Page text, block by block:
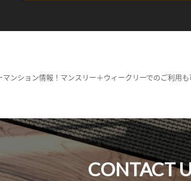
ンション情報！マンスリー＋ウィークリーでのご利用
CONTACT